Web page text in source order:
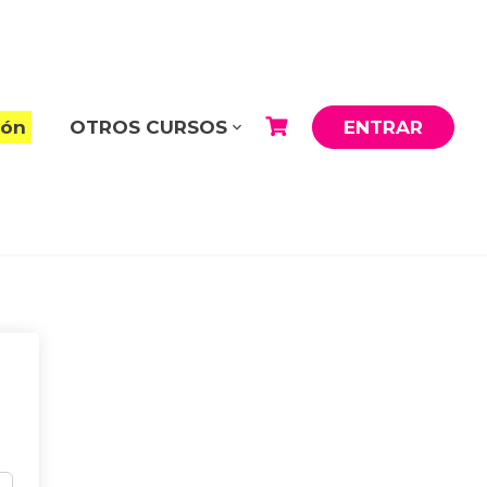
OTROS CURSOS ENTRAR